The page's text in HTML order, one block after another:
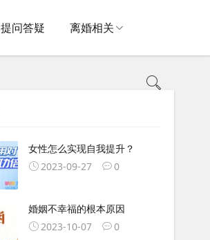
提问答疑 离婚相关
女性怎么实现自我提升？
2023-09-27
0
婚姻不幸福的根本原因
2023-10-07
0